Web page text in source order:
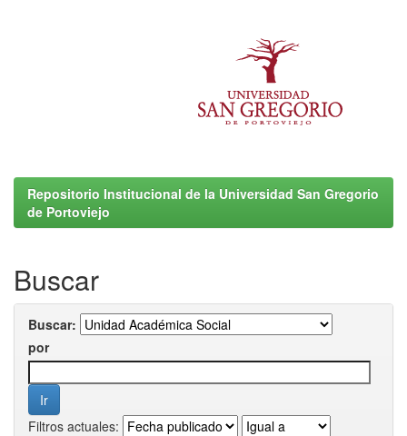
Repositorio Institucional de la Universidad San Gregorio
de Portoviejo
Buscar
Buscar:
por
Filtros actuales: